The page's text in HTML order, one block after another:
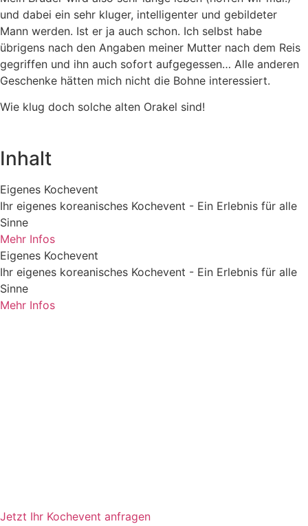
und dabei ein sehr kluger, intelligenter und gebildeter
Mann werden. Ist er ja auch schon. Ich selbst habe
übrigens nach den Angaben meiner Mutter nach dem Reis
gegriffen und ihn auch sofort aufgegessen… Alle anderen
Geschenke hätten mich nicht die Bohne interessiert.
Wie klug doch solche alten Orakel sind!
Inhalt
Eigenes Kochevent
Ihr eigenes koreanisches Kochevent - Ein Erlebnis für alle
Sinne
Mehr Infos
Eigenes Kochevent
Ihr eigenes koreanisches Kochevent - Ein Erlebnis für alle
Sinne
Mehr Infos
Jetzt Ihr Kochevent anfragen